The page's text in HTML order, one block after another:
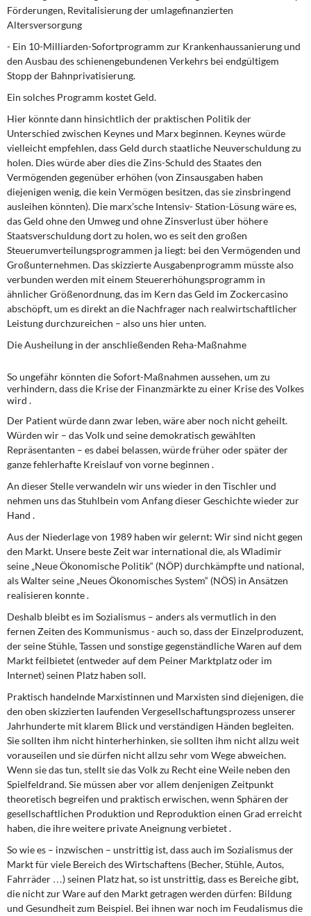
Förderungen, Revitalisierung der umlagefinanzierten
Altersversorgung
- Ein 10-Milliarden-Sofortprogramm zur Krankenhaussanierung und
den Ausbau des schienengebundenen Verkehrs bei endgültigem
Stopp der Bahnprivatisierung.
Ein solches Programm kostet Geld.
Hier könnte dann hinsichtlich der praktischen Politik der
Unterschied zwischen Keynes und Marx beginnen. Keynes würde
vielleicht empfehlen, dass Geld durch staatliche Neuverschuldung zu
holen. Dies würde aber dies die Zins-Schuld des Staates den
Vermögenden gegenüber erhöhen (von Zinsausgaben haben
diejenigen wenig, die kein Vermögen besitzen, das sie zinsbringend
ausleihen könnten). Die marx’sche Intensiv- Station-Lösung wäre es,
das Geld ohne den Umweg und ohne Zinsverlust über höhere
Staatsverschuldung dort zu holen, wo es seit den großen
Steuerumverteilungsprogrammen ja liegt: bei den Vermögenden und
Großunternehmen. Das skizzierte Ausgabenprogramm müsste also
verbunden werden mit einem Steuererhöhungsprogramm in
ähnlicher Größenordnung, das im Kern das Geld im Zockercasino
abschöpft, um es direkt an die Nachfrager nach realwirtschaftlicher
Leistung durchzureichen – also uns hier unten.
Die Ausheilung in der anschließenden Reha-Maßnahme
So ungefähr könnten die Sofort-Maßnahmen aussehen, um zu
verhindern, dass die Krise der Finanzmärkte zu einer Krise des Volkes
wird .
Der Patient würde dann zwar leben, wäre aber noch nicht geheilt.
Würden wir – das Volk und seine demokratisch gewählten
Repräsentanten – es dabei belassen, würde früher oder später der
ganze fehlerhafte Kreislauf von vorne beginnen .
An dieser Stelle verwandeln wir uns wieder in den Tischler und
nehmen uns das Stuhlbein vom Anfang dieser Geschichte wieder zur
Hand .
Aus der Niederlage von 1989 haben wir gelernt: Wir sind nicht gegen
den Markt. Unsere beste Zeit war international die, als Wladimir
seine „Neue Ökonomische Politik“ (NÖP) durchkämpfte und national,
als Walter seine „Neues Ökonomisches System“ (NÖS) in Ansätzen
realisieren konnte .
Deshalb bleibt es im Sozialismus – anders als vermutlich in den
fernen Zeiten des Kommunismus - auch so, dass der Einzelproduzent,
der seine Stühle, Tassen und sonstige gegenständliche Waren auf dem
Markt feilbietet (entweder auf dem Peiner Marktplatz oder im
Internet) seinen Platz haben soll.
Praktisch handelnde Marxistinnen und Marxisten sind diejenigen, die
den oben skizzierten laufenden Vergesellschaftungsprozess unserer
Jahrhunderte mit klarem Blick und verständigen Händen begleiten.
Sie sollten ihm nicht hinterherhinken, sie sollten ihm nicht allzu weit
vorauseilen und sie dürfen nicht allzu sehr vom Wege abweichen.
Wenn sie das tun, stellt sie das Volk zu Recht eine Weile neben den
Spielfeldrand. Sie müssen aber vor allem denjenigen Zeitpunkt
theoretisch begreifen und praktisch erwischen, wenn Sphären der
gesellschaftlichen Produktion und Reproduktion einen Grad erreicht
haben, die ihre weitere private Aneignung verbietet .
So wie es – inzwischen – unstrittig ist, dass auch im Sozialismus der
Markt für viele Bereich des Wirtschaftens (Becher, Stühle, Autos,
Fahrräder …) seinen Platz hat, so ist unstrittig, dass es Bereiche gibt,
die nicht zur Ware auf den Markt getragen werden dürfen: Bildung
und Gesundheit zum Beispiel. Bei ihnen war noch im Feudalismus die